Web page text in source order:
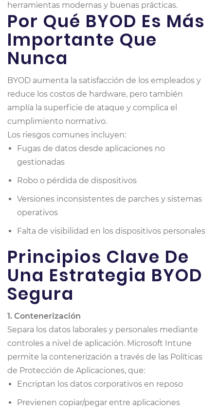
herramientas modernas y buenas prácticas.
Por Qué BYOD Es Más
Importante Que
Nunca
BYOD aumenta la satisfacción de los empleados y
reduce los costos de hardware, pero también
amplía la superficie de ataque y complica el
cumplimiento normativo.
Los riesgos comunes incluyen:
Fugas de datos desde aplicaciones no
gestionadas
Robo o pérdida de dispositivos
Versiones inconsistentes de parches y sistemas
operativos
Falta de visibilidad en los dispositivos personales
Principios Clave De
Una Estrategia BYOD
Segura
1. Contenerización
Separa los datos laborales y personales mediante
controles a nivel de aplicación. Microsoft Intune
permite la contenerización a través de las Políticas
de Protección de Aplicaciones, que:
Encriptan los datos corporativos en reposo
Previenen copiar/pegar entre aplicaciones